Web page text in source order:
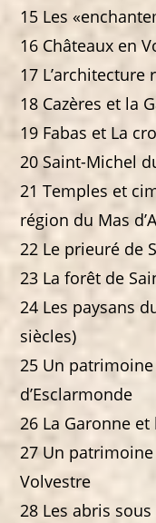
15 Les
16 Châteaux en
17
18 Cazères et la
19 Fabas et La
20 Saint-Michel
21 Temples et
région du Mas
22 Le prieuré de
23 La forêt de
24 Les paysans
siècles)
25 Un
d’Esclarmonde
26 La Garonne
27 Un
Volvestre
28 Les abris